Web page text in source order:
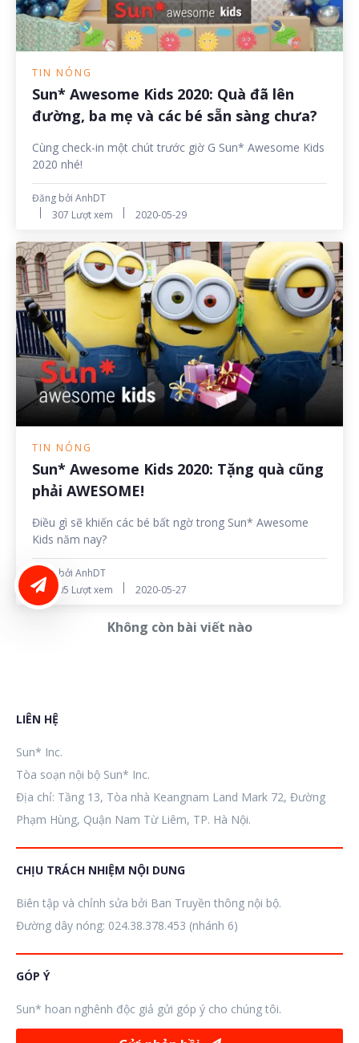
TIN NÓNG
Sun* Awesome Kids 2020: Quà đã lên
đường, ba mẹ và các bé sẵn sàng chưa?
Cùng check-in một chút trước giờ G Sun* Awesome Kids
2020 nhé!
Đăng bởi AnhDT
307 Lượt xem
2020-05-29
TIN NÓNG
Sun* Awesome Kids 2020: Tặng quà cũng
phải AWESOME!
Điều gì sẽ khiến các bé bất ngờ trong Sun* Awesome
Kids năm nay?
Đăng bởi AnhDT
505 Lượt xem
2020-05-27
Không còn bài viết nào
LIÊN HỆ
Sun* Inc.
Tòa soạn nội bộ Sun* Inc.
Địa chỉ: Tầng 13, Tòa nhà Keangnam Land Mark 72, Đường
Phạm Hùng, Quận Nam Từ Liêm, TP. Hà Nội.
CHỊU TRÁCH NHIỆM NỘI DUNG
Biên tập và chỉnh sửa bởi Ban Truyền thông nội bộ.
Đường dây nóng: 024.38.378.453 (nhánh 6)
GÓP Ý
Sun* hoan nghênh độc giả gửi góp ý cho chúng tôi.
LIÊN HỆ ĐĂNG BÀI